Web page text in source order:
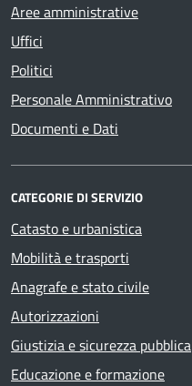
Aree amministrative
Uffici
Politici
Personale Amministrativo
Documenti e Dati
CATEGORIE DI SERVIZIO
Catasto e urbanistica
Mobilità e trasporti
Anagrafe e stato civile
Autorizzazioni
Giustizia e sicurezza pubblica
Educazione e formazione